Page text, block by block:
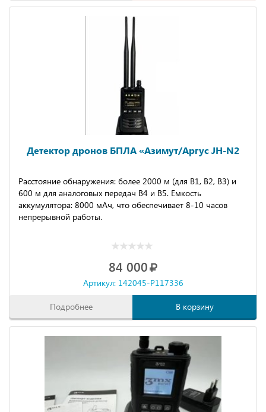
Дeтeктop дронов БПЛA «Aзимут/Aргуc JH-N2
Расстояние обнаружения: более 2000 м (для В1, В2, В3) и
600 м для аналоговых передач В4 и В5. Емкость
аккумулятора: 8000 мАч, что обеспечивает 8-10 часов
непрерывной работы.
84 000
Артикул: 142045-P117336
Подробнее В корзину